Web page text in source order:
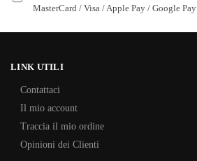
MasterCard / Visa / Apple Pay / Google Pay
LINK UTILI
Contattaci
Il mio account
Traccia il mio ordine
Opinioni dei Clienti